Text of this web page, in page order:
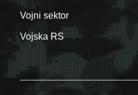
Vojni sektor
Vojska RS